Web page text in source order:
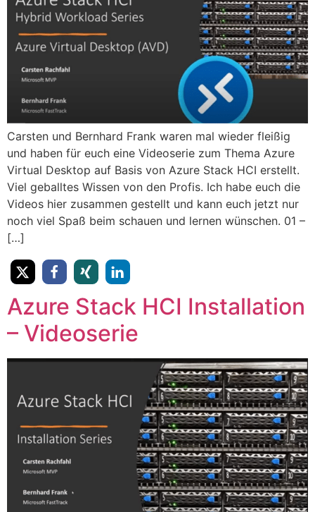
Carsten und Bernhard Frank waren mal wieder fleißig
und haben für euch eine Videoserie zum Thema Azure
Virtual Desktop auf Basis von Azure Stack HCI erstellt.
Viel geballtes Wissen von den Profis. Ich habe euch die
Videos hier zusammen gestellt und kann euch jetzt nur
noch viel Spaß beim schauen und lernen wünschen. 01 –
[…]
Azure Stack HCI Installation
– Videoserie